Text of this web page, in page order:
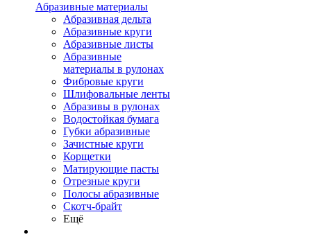
Абразивные материалы
Абразивная дельта
Абразивные круги
Абразивные листы
Абразивные
материалы в рулонах
Фибровые круги
Шлифовальные ленты
Абразивы в рулонах
Водостойкая бумага
Губки абразивные
Зачистные круги
Корщетки
Матирующие пасты
Отрезные круги
Полосы абразивные
Скотч-брайт
Ещё